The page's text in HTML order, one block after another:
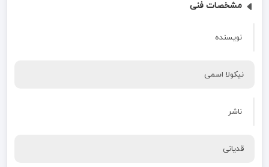
مشخصات فنی
نویسنده
نیکولا اسمی
ناشر
قدیانی